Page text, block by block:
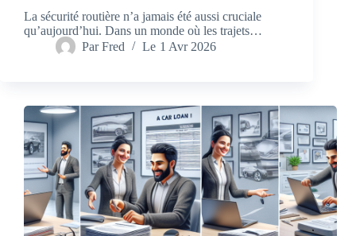
La sécurité routière n’a jamais été aussi cruciale
qu’aujourd’hui. Dans un monde où les trajets…
Par Fred Le 1 Avr 2026